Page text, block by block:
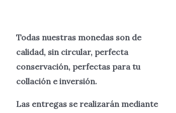
Todas nuestras monedas son de
calidad, sin circular, perfecta
conservación, perfectas para tu
collación e inversión.
Las entregas se realizarán mediante